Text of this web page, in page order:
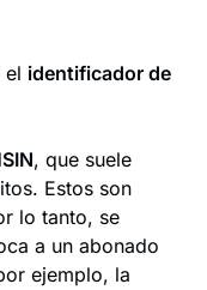
el identificador de
, que suele
Estos son
lo tanto, se
a un abonado
ejemplo, la